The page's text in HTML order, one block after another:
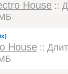
House ::
House ::